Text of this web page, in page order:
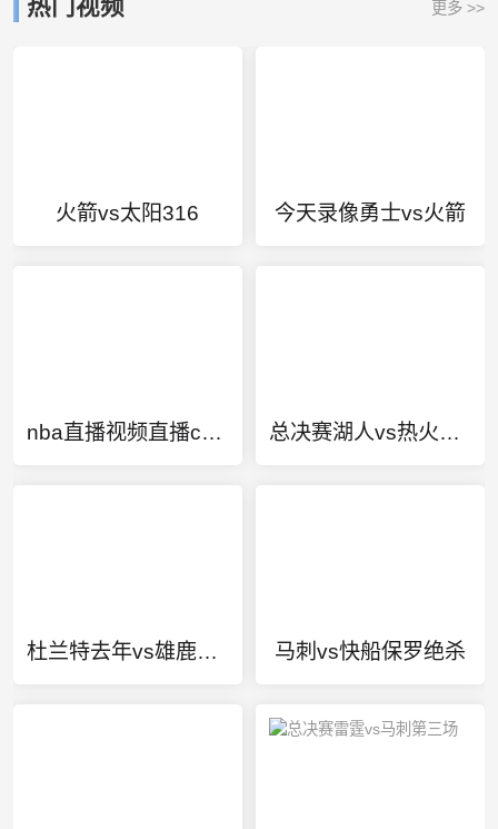
热门视频 更多 >>
火箭vs太阳316 今天录像勇士vs火箭
nba直播视频直播cctv5 总决赛湖人vs热火还有比赛吗
杜兰特去年vs雄鹿集锦 马刺vs快船保罗绝杀